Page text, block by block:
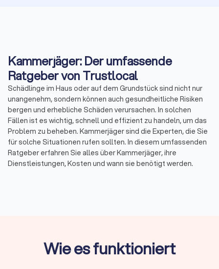
Kammerjäger: Der umfassende
Ratgeber von Trustlocal
Schädlinge im Haus oder auf dem Grundstück sind nicht nur
unangenehm, sondern können auch gesundheitliche Risiken
bergen und erhebliche Schäden verursachen. In solchen
Fällen ist es wichtig, schnell und effizient zu handeln, um das
Problem zu beheben. Kammerjäger sind die Experten, die Sie
für solche Situationen rufen sollten. In diesem umfassenden
Ratgeber erfahren Sie alles über Kammerjäger, ihre
Dienstleistungen, Kosten und wann sie benötigt werden.
sondern auch größere Tiere wie Marder und Ratten.
Kammerjäger setzen verschiedene Methoden ein, um
Wie es funktioniert